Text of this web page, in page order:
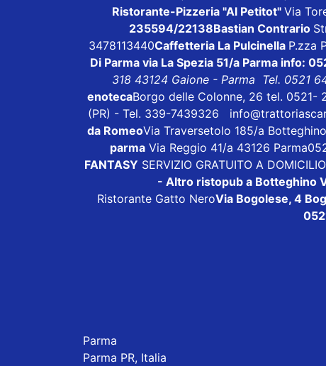
Ristorante-Pizzeria "Al Petitot" Via
235594/22138Bastian Contrario
3478113440Caffetteria La Pulcinella P.zza
Di Parma via La Spezia 51/a Parma info:
318 43124 Gaione - Parma Tel. 0521
enotecaBorgo delle Colonne, 26 tel. 0521-
(PR) - Tel. 339-7439326
da RomeoVia Traversetolo 185/a
parma Via Reggio 41/a 43126
FANTASY SERVIZIO GRATUITO A
- Altro ristopub a Botteghino
Ristorante Gatto NeroVia Bogolese, 4
Parma
Parma PR, Italia